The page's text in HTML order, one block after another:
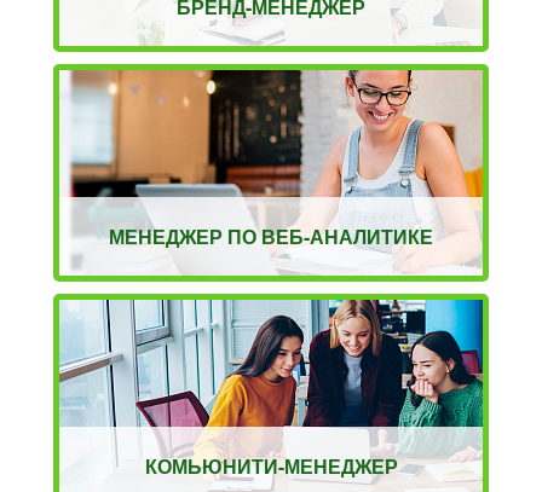
БРЕНД-МЕНЕДЖЕР
МЕНЕДЖЕР ПО ВЕБ-АНАЛИТИКЕ
КОМЬЮНИТИ-МЕНЕДЖЕР